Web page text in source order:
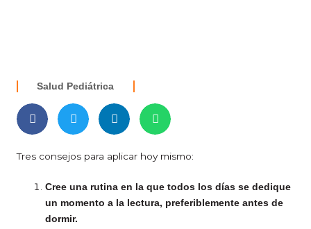
Salud Pediátrica
Tres consejos para aplicar hoy mismo:
Cree una rutina en la que todos los días se dedique
un momento a la lectura, preferiblemente antes de
dormir.